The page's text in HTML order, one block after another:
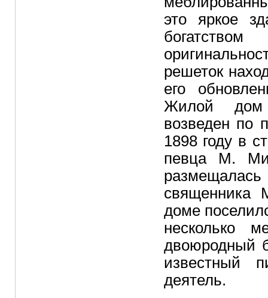
это яркое
решеток
его
Жилой дом
возведен по
1898 году в
певца М.
священника
доме
несколько
двоюродный
известный
деятель.